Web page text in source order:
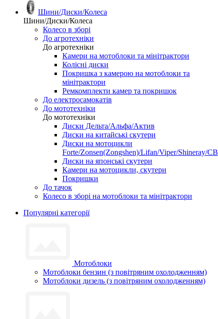
Шини/Диски/Колеса
Шини/Диски/Колеса
Колесо в зборі
До агротехніки
До агротехніки
Камери на мотоблоки та мінітрактори
Колісні диски
Покришка з камерою на мотоблоки та
мінітрактори
Ремкомплекти камер та покришок
До електросамокатів
До мототехніки
До мототехніки
Диски Дельта/Альфа/Актив
Диски на китайські скутери
Диски на мотоцикли
Forte/Zonsen(Zongshen)/Lifan/Viper/Shineray/CB
Диски на японські скутери
Камери на мотоцикли, скутери
Покришки
До тачок
Колесо в зборі на мотоблоки та мінітрактори
Популярні категорії
Мотоблоки
Мотоблоки бензин (з повітряним охолодженням)
Мотоблоки дизель (з повітряним охолодженням)